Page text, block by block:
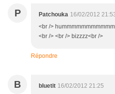
P Patchouka 16/02/2012
<br />
<br /> <br /> bizzzz<br />
Répondre
B bluetit 16/02/2012 21:25